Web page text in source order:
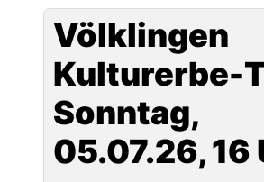
Völklingen
Kulturerbe-
Sonntag,
05.07.26, 16